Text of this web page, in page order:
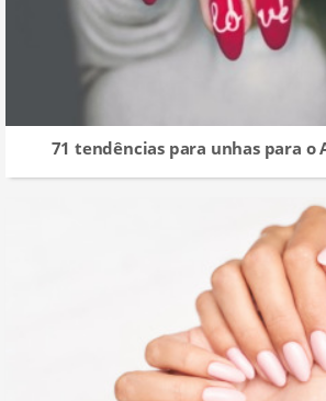
71 tendências para unhas para o